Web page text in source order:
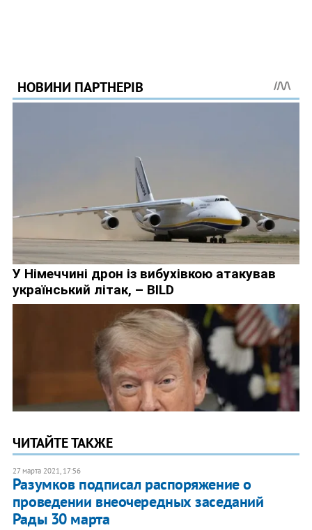
ЧИТАЙТЕ ТАКЖЕ
27 марта 2021, 17:56
Разумков подписал распоряжение о
проведении внеочередных заседаний
Рады 30 марта